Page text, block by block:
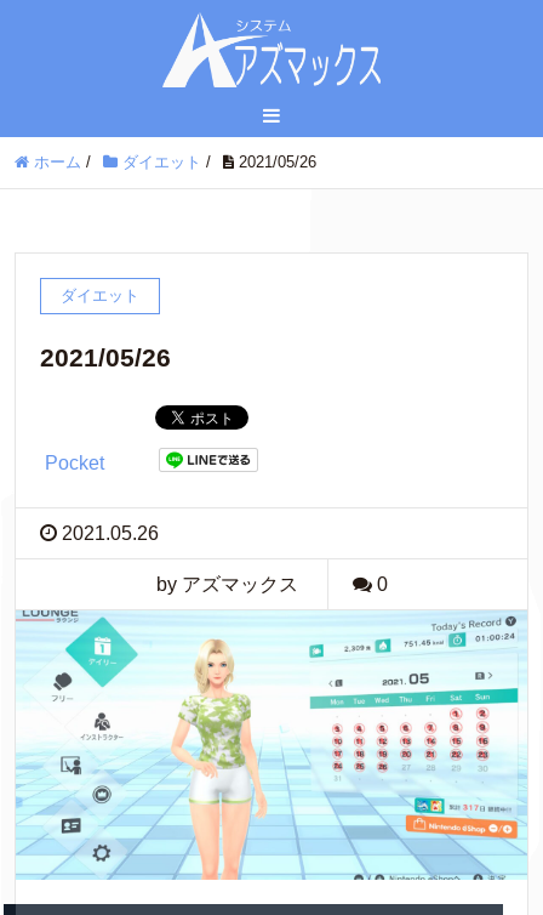
ホーム / ダイエット / 2021/05/26
ダイエット
2021/05/26
Pocket
2021.05.26
by アズマックス 0